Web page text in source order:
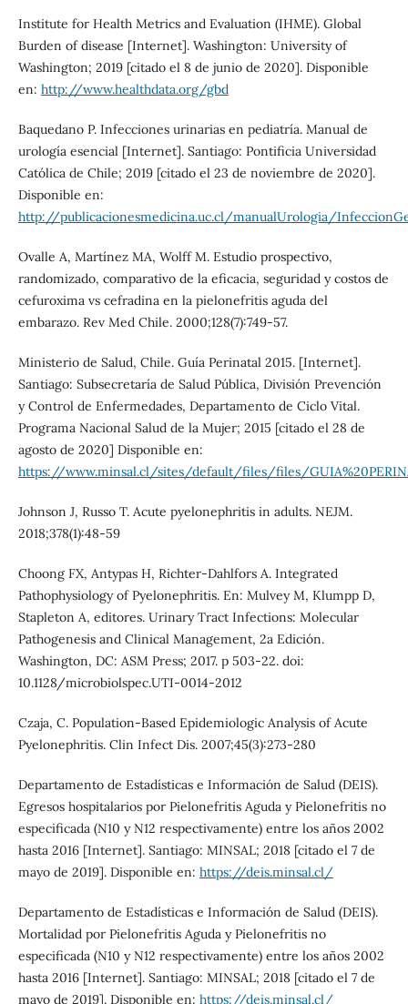
Institute for Health Metrics and Evaluation (IHME). Global
Burden of disease [Internet]. Washington: University of
Washington; 2019 [citado el 8 de junio de 2020]. Disponible
en: http://www.healthdata.org/gbd
Baquedano P. Infecciones urinarias en pediatría. Manual de
urología esencial [Internet]. Santiago: Pontificia Universidad
Católica de Chile; 2019 [citado el 23 de noviembre de 2020].
Disponible en:
http://publicacionesmedicina.uc.cl/manualUrologia/
Ovalle A, Martínez MA, Wolff M. Estudio prospectivo,
randomizado, comparativo de la eficacia, seguridad y costos de
cefuroxima vs cefradina en la pielonefritis aguda del
embarazo. Rev Med Chile. 2000;128(7):749-57.
Ministerio de Salud, Chile. Guía Perinatal 2015. [Internet].
Santiago: Subsecretaría de Salud Pública, División Prevención
y Control de Enfermedades, Departamento de Ciclo Vital.
Programa Nacional Salud de la Mujer; 2015 [citado el 28 de
agosto de 2020] Disponible en:
https://www.minsal.cl/sites/default/files/files/
Johnson J, Russo T. Acute pyelonephritis in adults. NEJM.
2018;378(1):48-59
Choong FX, Antypas H, Richter‐Dahlfors A. Integrated
Pathophysiology of Pyelonephritis. En: Mulvey M, Klumpp D,
Stapleton A, editores. Urinary Tract Infections: Molecular
Pathogenesis and Clinical Management, 2a Edición.
Washington, DC: ASM Press; 2017. p 503-22. doi:
10.1128/microbiolspec.UTI-0014-2012
Czaja, C. Population-Based Epidemiologic Analysis of Acute
Pyelonephritis. Clin Infect Dis. 2007;45(3):273-280
Departamento de Estadísticas e Información de Salud (DEIS).
Egresos hospitalarios por Pielonefritis Aguda y Pielonefritis no
especificada (N10 y N12 respectivamente) entre los años 2002
hasta 2016 [Internet]. Santiago: MINSAL; 2018 [citado el 7 de
mayo de 2019]. Disponible en: https://deis.minsal.cl/
Departamento de Estadísticas e Información de Salud (DEIS).
Mortalidad por Pielonefritis Aguda y Pielonefritis no
especificada (N10 y N12 respectivamente) entre los años 2002
hasta 2016 [Internet]. Santiago: MINSAL; 2018 [citado el 7 de
mayo de 2019]. Disponible en: https://deis.minsal.cl/